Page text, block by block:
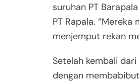
suruhan PT
PT Rapala.
menjemput rekan
Setelah kembali
dengan